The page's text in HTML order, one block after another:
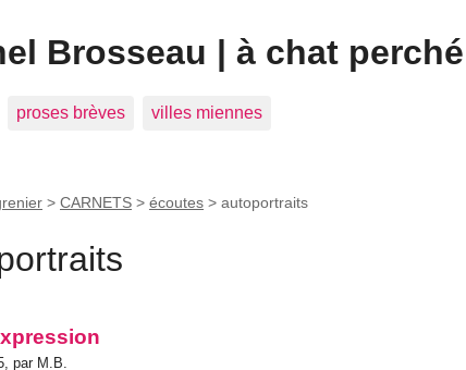
Brosseau | à chat perché
proses brèves villes miennes
> CARNETS > écoutes > autoportraits
par M.B.